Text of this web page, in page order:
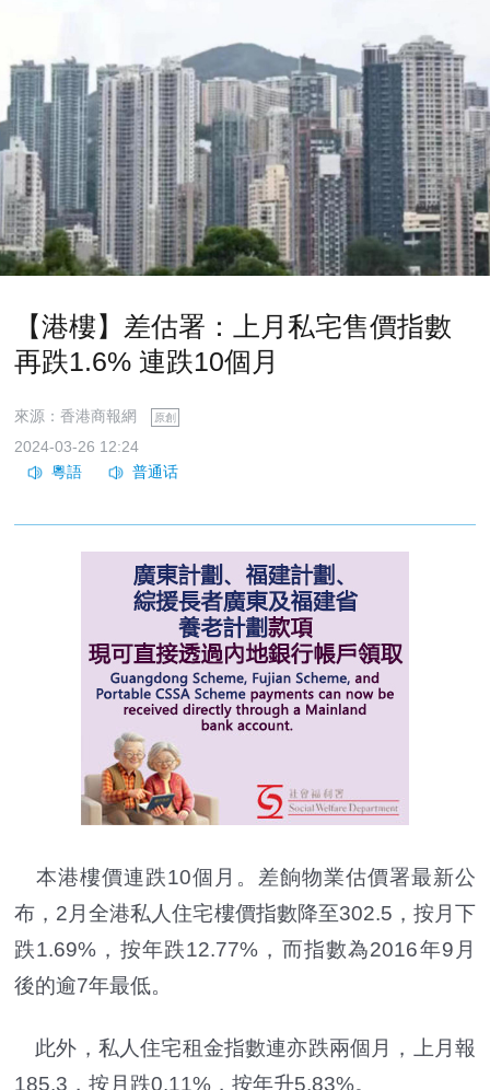
【港樓】差估署：上月私宅售價指數
再跌1.6% 連跌10個月
來源：香港商報網 原創
2024-03-26 12:24
本港樓價連跌10個月。差餉物業估價署最新公
布，2月全港私人住宅樓價指數降至302.5，按月下
跌1.69%，按年跌12.77%，而指數為2016年9月
後的逾7年最低。
此外，私人住宅租金指數連亦跌兩個月，上月報
185.3，按月跌0.11%，按年升5.83%。